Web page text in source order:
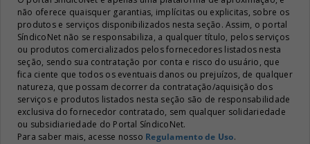
não oferece quaisquer garantias, implícitas ou explicitas, sobre os
produtos e serviços disponibilizados nesta seção. Assim, o portal
SíndicoNet não se responsabiliza, a qualquer título, pelos serviços
ou produtos comercializados pelos fornecedores listados nesta
seção, sendo sua contratação por conta e risco do usuário, que
fica ciente que todos os eventuais danos ou prejuízos, de qualquer
natureza, que possam decorrer da contratação/aquisição dos
serviços e produtos listados nesta seção são de responsabilidade
exclusiva do fornecedor contratado, sem qualquer solidariedade
ou subsidiariedade do Portal SíndicoNet.
Para saber mais, acesse nosso Regulamento de Uso.